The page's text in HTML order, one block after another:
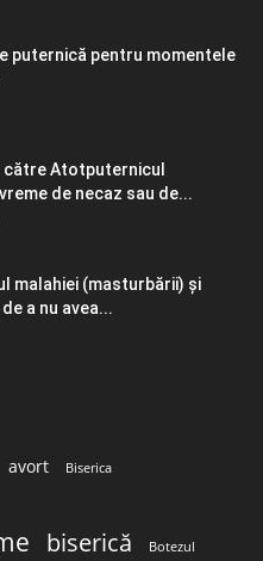
puternică pentru momentele
Atotputernicul
de necaz sau de...
malahiei (masturbării) şi
a nu avea...
avort Biserica
biserică Botezul